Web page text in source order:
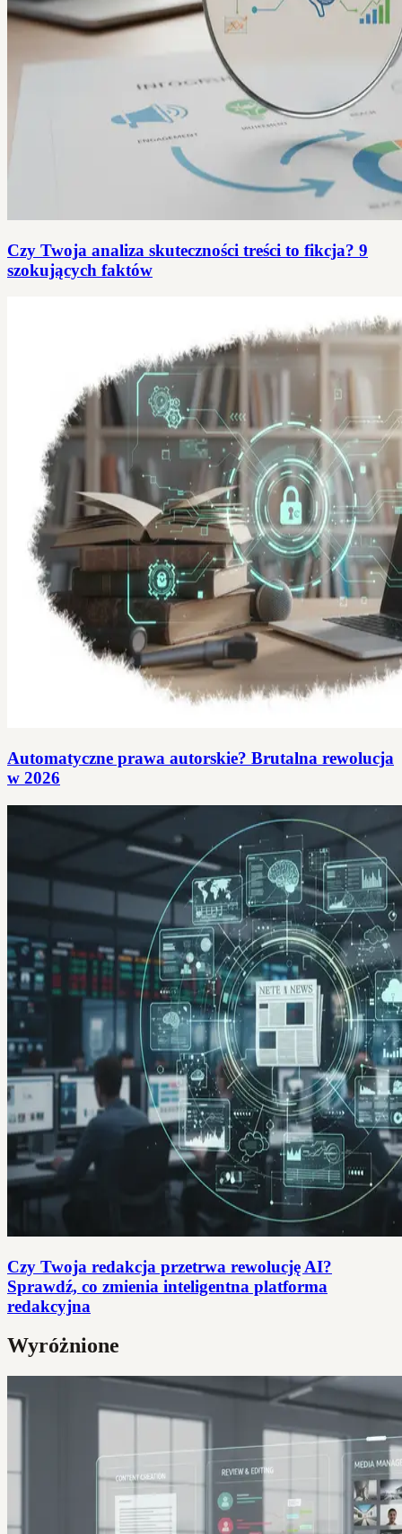
Czy Twoja analiza skuteczności treści to fikcja? 9
szokujących faktów
Automatyczne prawa autorskie? Brutalna rewolucja
w 2026
Czy Twoja redakcja przetrwa rewolucję AI?
Sprawdź, co zmienia inteligentna platforma
redakcyjna
Wyróżnione